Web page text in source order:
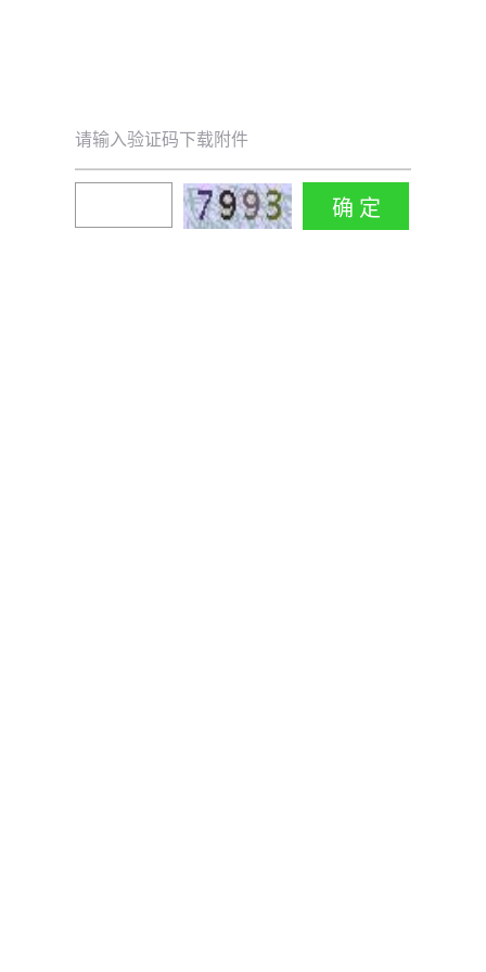
请输入验证码下载附件